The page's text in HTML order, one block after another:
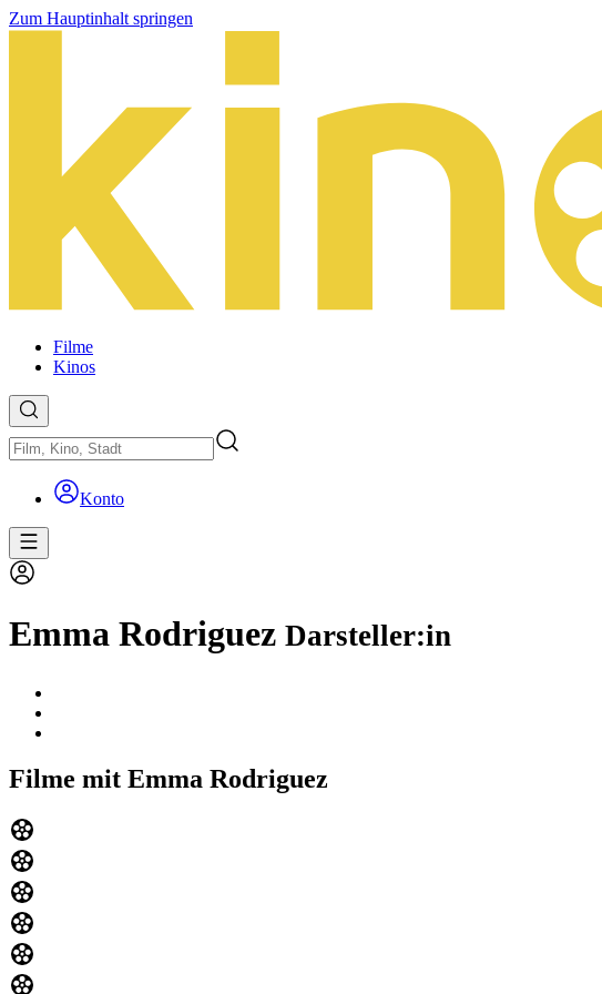
Zum Hauptinhalt springen
Filme
Kinos
Konto
Emma Rodriguez Darsteller:in
Filme mit Emma Rodriguez